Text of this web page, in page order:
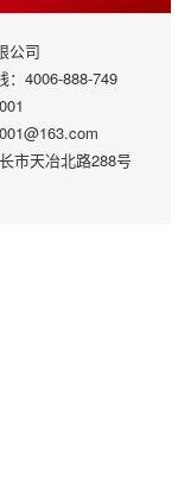
公司
：4006-888-749
市天冶北路288号